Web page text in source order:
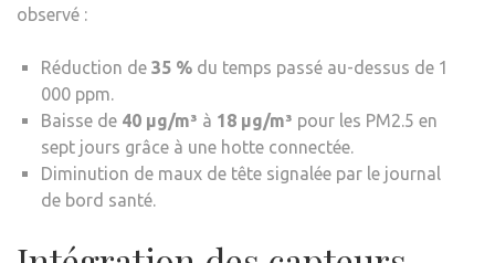
observé :
Réduction de 35 % du temps passé au-dessus de 1
000 ppm.
Baisse de 40 µg/m³ à 18 µg/m³ pour les PM2.5 en
sept jours grâce à une hotte connectée.
Diminution de maux de tête signalée par le journal
de bord santé.